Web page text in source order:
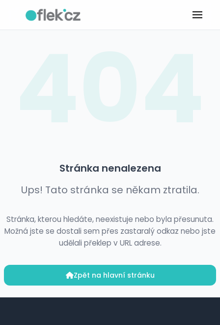
Stránka nenalezena
Ups! Tato stránka se někam ztratila.
Stránka, kterou hledáte, neexistuje nebo byla přesunuta.
Možná jste se dostali sem přes zastaralý odkaz nebo jste
udělali překlep v URL adrese.
Zpět na hlavní stránku